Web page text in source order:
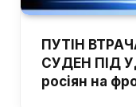
ПУТІН
СУДЕН ПІД
росіян на